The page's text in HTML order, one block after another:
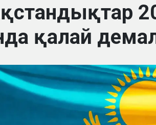
қалай